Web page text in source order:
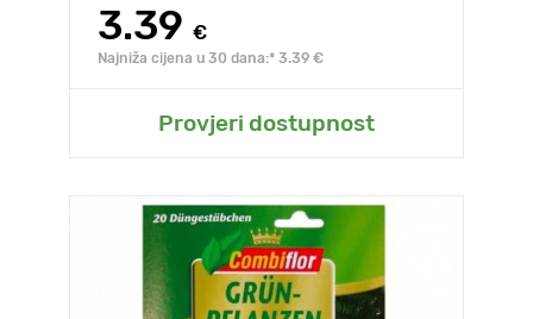
3.39 €
Najniža cijena u 30 dana:* 3.39 €
Provjeri dostupnost